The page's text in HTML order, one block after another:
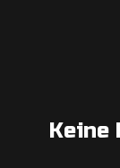
Keine